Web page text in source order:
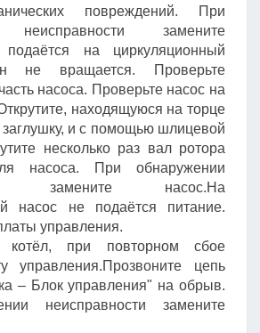
повреждений. При
неисправности замените
подаётся на циркуляционный
не вращается. Проверьте
насоса. Проверьте насос на
находящуюся на торце
заглушку, и с помощью шлицевой
несколько раз вал ротора
насоса. При обнаружении
замените насос.На
насос не подаётся питание.
управления.
котёл, при повторном сбое
управления.Прозвоните цепь
– Блок управления" на обрыв.
неисправности замените